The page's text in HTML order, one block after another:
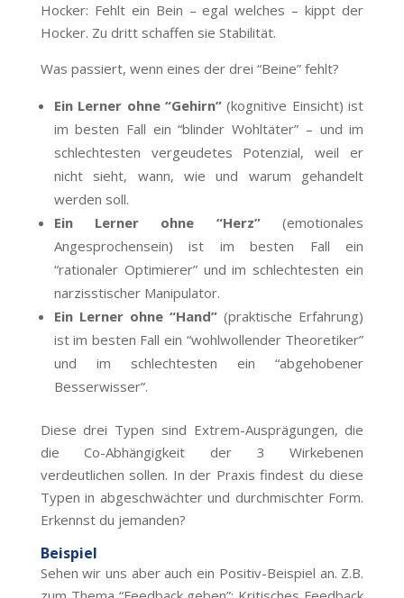
Hocker: Fehlt ein Bein – egal welches – kippt der
Hocker. Zu dritt schaffen sie Stabilität.
Was passiert, wenn eines der drei “Beine” fehlt?
Ein Lerner ohne “Gehirn”(kognitive Einsicht) ist
im besten Fall ein “blinder Wohltäter” – und im
schlechtesten vergeudetes Potenzial, weil er
nicht sieht, wann, wie und warum gehandelt
werden soll.
Ein Lerner ohne “Herz”(emotionales
Angesprochensein) ist im besten Fall ein
“rationaler Optimierer” und im schlechtesten ein
narzisstischer Manipulator.
Ein Lerner ohne “Hand”(praktische Erfahrung)
ist im besten Fall ein “wohlwollender Theoretiker”
und im schlechtesten ein “abgehobener
Besserwisser”.
Diese drei Typen sind Extrem-Ausprägungen, die
die Co-Abhängigkeit der 3 Wirkebenen
verdeutlichen sollen. In der Praxis findest du diese
Typen in abgeschwächter und durchmischter Form.
Erkennst du jemanden?
Beispiel
Sehen wir uns aber auch ein Positiv-Beispiel an. Z.B.